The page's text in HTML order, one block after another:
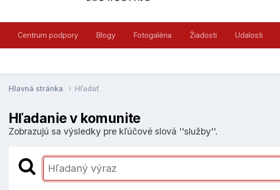
Centrum podpory
Blogy Fotogaléria Žiadosti Udalosti
Hlavná stránka Hľadať
Hľadanie v komunite
Zobrazujú sa výsledky pre kľúčové slová ''služby''.